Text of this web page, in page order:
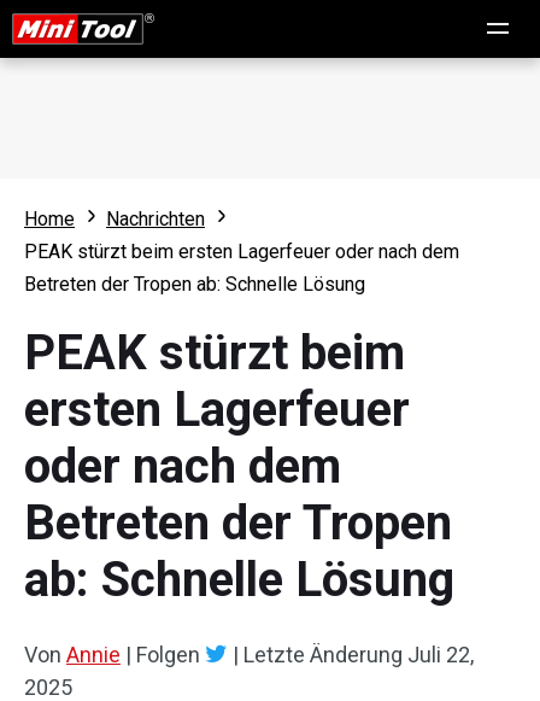
Home
Nachrichten
PEAK stürzt beim ersten Lagerfeuer oder nach dem
Betreten der Tropen ab: Schnelle Lösung
PEAK stürzt beim
ersten Lagerfeuer
oder nach dem
Betreten der Tropen
ab: Schnelle Lösung
Von Annie | Folgen | Letzte Änderung Juli 22,
2025